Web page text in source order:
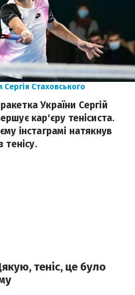
Сергія Стаховського
України Сергій
кар'єру тенісиста.
інстаграмі натякнув
тенісу.
теніс, це було